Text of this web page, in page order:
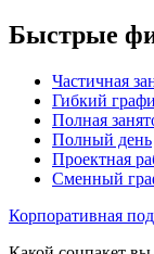
Быстрые
Частичная
Гибкий
Полная
Полный день
Проектная
Сменный
Корпоративная